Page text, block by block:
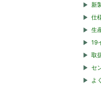
新
仕
生
19
取
セ
よ